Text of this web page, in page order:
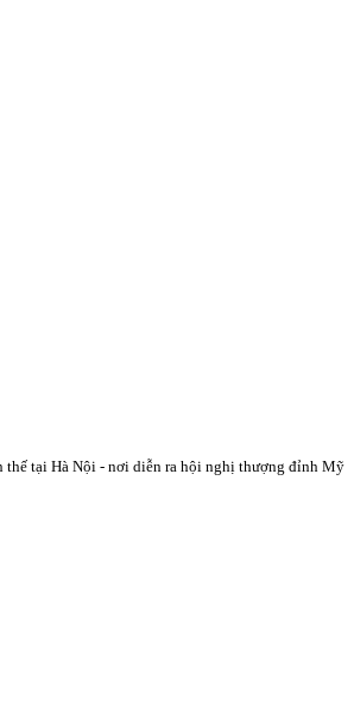
thế tại Hà Nội - nơi diễn ra hội nghị thượng đỉnh Mỹ